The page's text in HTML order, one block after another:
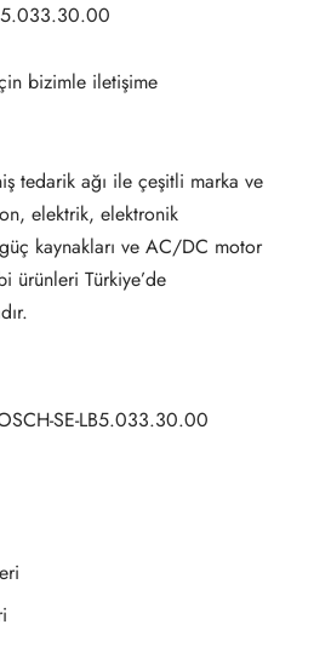
bizimle iletişime
tedarik ağı ile çeşitli marka ve
elektrik, elektronik
kaynakları ve AC/DC motor
ürünleri Türkiye’de
SE-LB5.033.30.00